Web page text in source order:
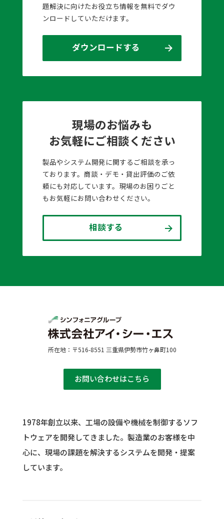
題解決に向けたお役立ち情報を無料でダウ
ンロードしていただけます。
ダウンロードする
現場のお悩みも
お気軽にご相談ください
製品やシステム開発に関するご相談を承っ
ております。商談・デモ・貸出評価のご依
頼にも対応しています。現場のお困りごと
もお気軽にお問い合わせください。
相談する
所在地：〒516-8551 三重県伊勢市竹ヶ鼻町100
お問い合わせはこちら
1978年創立以来、工場の設備や機械を制御するソフ
トウェアを開発してきました。 製造業のお客様を中
心に、現場の課題を解決するシステムを開発・提案
しています。